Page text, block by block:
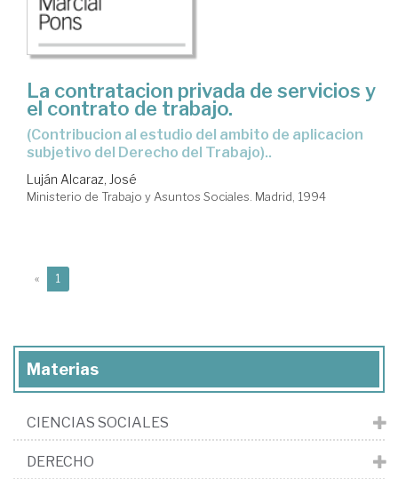
La contratacion privada de servicios y
el contrato de trabajo.
(Contribucion al estudio del ambito de aplicacion
subjetivo del Derecho del Trabajo)..
Luján Alcaraz, José
Ministerio de Trabajo y Asuntos Sociales. Madrid, 1994
« 1
Materias
CIENCIAS SOCIALES
DERECHO